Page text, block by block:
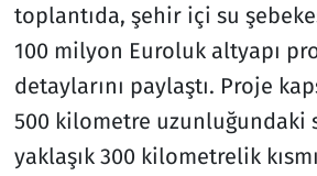
toplantıda, şehir içi su
100 milyon Euroluk altyapı
detaylarını paylaştı. Proje
500 kilometre uzunluğundaki
yaklaşık 300 kilometrelik